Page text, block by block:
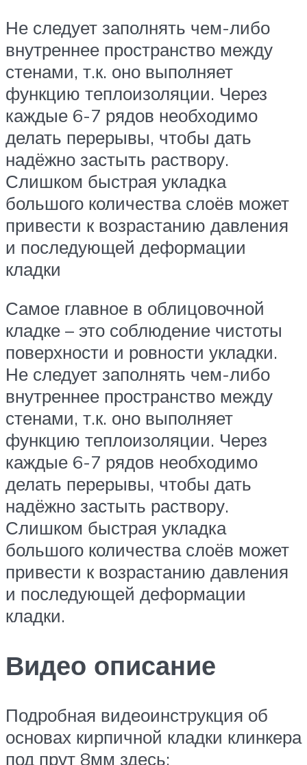
Не следует заполнять чем-либо
внутреннее пространство между
стенами, т.к. оно выполняет
функцию теплоизоляции. Через
каждые 6-7 рядов необходимо
делать перерывы, чтобы дать
надёжно застыть раствору.
Слишком быстрая укладка
большого количества слоёв может
привести к возрастанию давления
и последующей деформации
кладки
Самое главное в облицовочной
кладке – это соблюдение чистоты
поверхности и ровности укладки.
Не следует заполнять чем-либо
внутреннее пространство между
стенами, т.к. оно выполняет
функцию теплоизоляции. Через
каждые 6-7 рядов необходимо
делать перерывы, чтобы дать
надёжно застыть раствору.
Слишком быстрая укладка
большого количества слоёв может
привести к возрастанию давления
и последующей деформации
кладки.
Видео описание
Подробная видеоинструкция об
основах кирпичной кладки клинкера
под прут 8мм здесь: